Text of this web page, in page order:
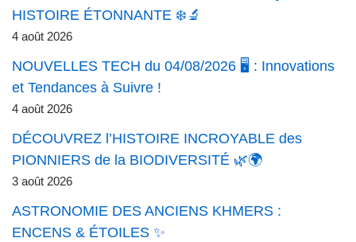
HISTOIRE ÉTONNANTE ❄️🔬
4 août 2026
NOUVELLES TECH du 04/08/2026 🖥️ : Innovations
et Tendances à Suivre !
4 août 2026
DÉCOUVREZ l’HISTOIRE INCROYABLE des
PIONNIERS de la BIODIVERSITÉ 🌿🌍
3 août 2026
ASTRONOMIE DES ANCIENS KHMERS :
ENCENS & ÉTOILES ✨